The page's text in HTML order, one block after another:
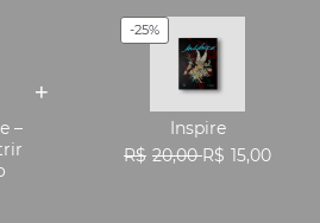
–
-25%
Inspire
R$ 20,00 R$ 15,00